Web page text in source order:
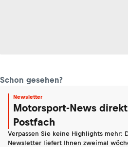
Schon gesehen?
Newsletter
Motorsport-News
Postfach
Verpassen Sie keine Highlights mehr:
Newsletter liefert Ihnen zweimal